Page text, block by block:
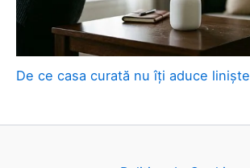
De ce casa curată nu îți aduce liniște